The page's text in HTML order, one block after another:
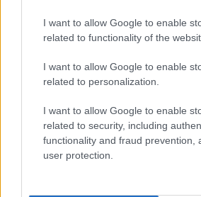
I want to allow Google to enable
related to functionality of the
I want to allow Google to enable
related to personalization.
I want to allow Google to enable
related to security, including
functionality and fraud prevention,
user protection.
A Széchenyiváros jelenleg
ellenzéki kézben van,
Szövetség jelöltje nyerte a